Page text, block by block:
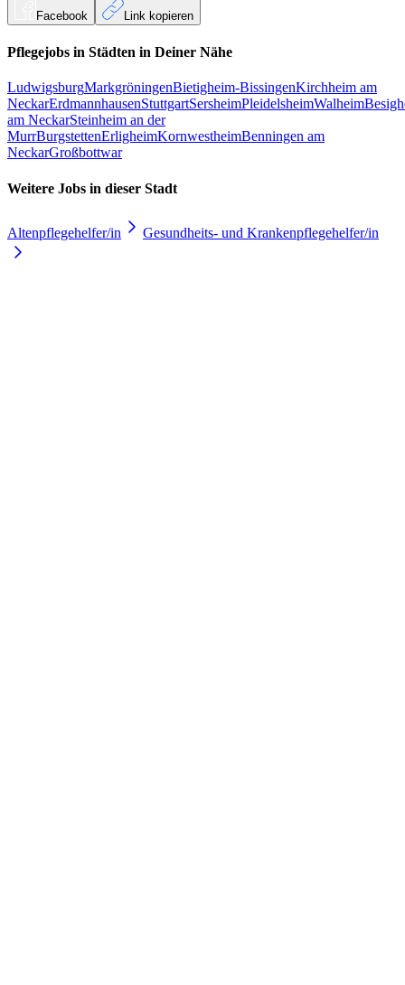
Facebook Link kopieren
Pflegejobs in Städten in Deiner Nähe
LudwigsburgMarkgröningenBietigheim-BissingenKirchheim am
NeckarErdmannhausenStuttgartSersheimPleidelsheimWalheim
am NeckarSteinheim an der
MurrBurgstettenErligheimKornwestheimBenningen am
NeckarGroßbottwar
Weitere Jobs in dieser Stadt
Altenpflegehelfer/in Gesundheits- und Krankenpflegehelfer/in